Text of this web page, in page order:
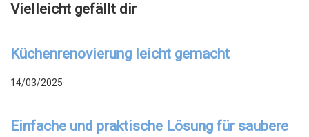
Vielleicht gefällt dir
Küchenrenovierung leicht gemacht
14/03/2025
Einfache und praktische Lösung für saubere